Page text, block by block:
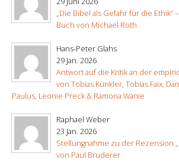
„Die Bibel als Gefahr für die Ethik“
Buch von Michael Roth
Hans-Peter Glahs
29 Jan. 2026
Antwort auf die Kritik an der
von Tobias Künkler, Tobias Faix,
Paulus, Leonie Preck & Ramona Wanie
Raphael Weber
23 Jan. 2026
Stellungnahme zu der Rezension
von Paul Bruderer